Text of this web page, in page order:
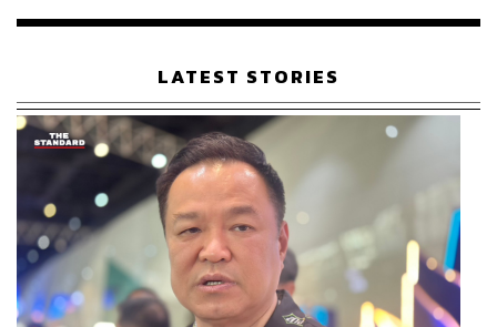
เรือนไทยที่ถูกซุกไว้
LATEST STORIES